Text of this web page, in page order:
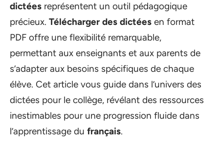
dictées représentent un outil pédagogique
précieux. Télécharger des dictées en format
PDF offre une flexibilité remarquable,
permettant aux enseignants et aux parents de
s’adapter aux besoins spécifiques de chaque
élève. Cet article vous guide dans l’univers des
dictées pour le collège, révélant des ressources
inestimables pour une progression fluide dans
l’apprentissage du français.